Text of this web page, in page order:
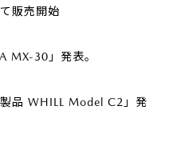
販売開始
MX-30」発表。
品 WHILL Model C2」発